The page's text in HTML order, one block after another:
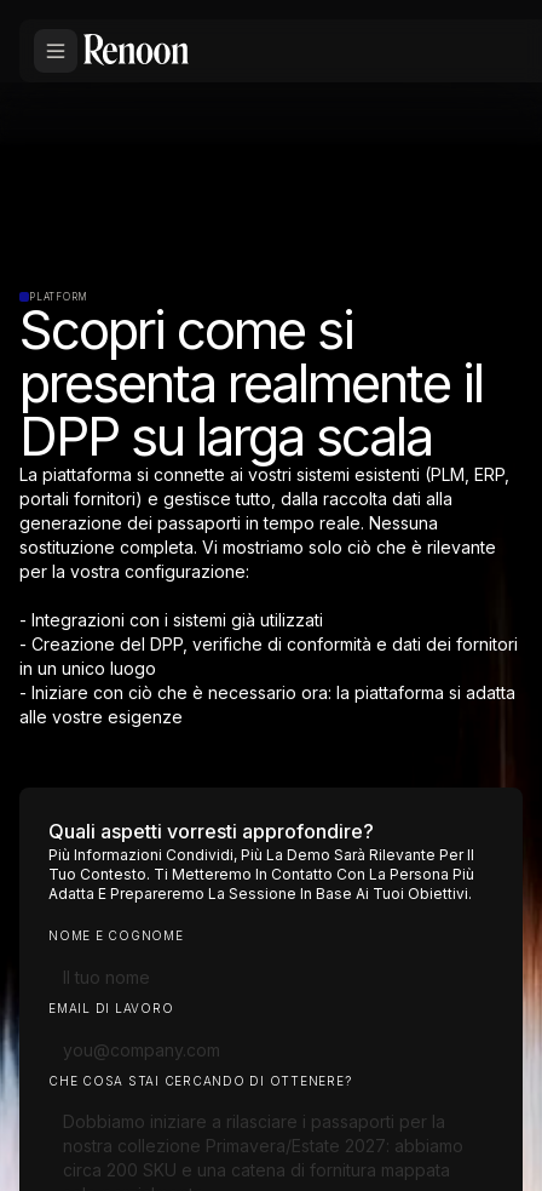
PLATFORM
Scopri come si
presenta realmente il
DPP su larga scala
La piattaforma si connette ai vostri sistemi esistenti (PLM, ERP,
portali fornitori) e gestisce tutto, dalla raccolta dati alla
generazione dei passaporti in tempo reale. Nessuna
sostituzione completa. Vi mostriamo solo ciò che è rilevante
per la vostra configurazione:
- Integrazioni con i sistemi già utilizzati
- Creazione del DPP, verifiche di conformità e dati dei fornitori
in un unico luogo
- Iniziare con ciò che è necessario ora: la piattaforma si adatta
alle vostre esigenze
Quali aspetti vorresti approfondire?
Più Informazioni Condividi, Più La Demo Sarà Rilevante Per Il
Tuo Contesto. Ti Metteremo In Contatto Con La Persona Più
Adatta E Prepareremo La Sessione In Base Ai Tuoi Obiettivi.
NOME E COGNOME
EMAIL DI LAVORO
CHE COSA STAI CERCANDO DI OTTENERE?